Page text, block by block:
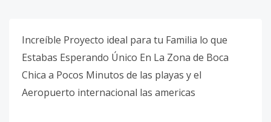
Increíble Proyecto ideal para tu Familia lo que
Estabas Esperando Único En La Zona de Boca
Chica a Pocos Minutos de las playas y el
Aeropuerto internacional las americas